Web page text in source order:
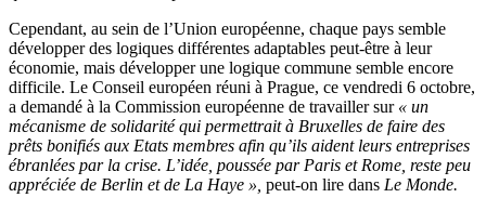
Cependant, au sein de l’Union européenne, chaque pays semble
développer des logiques différentes adaptables peut-être à leur
économie, mais développer une logique commune semble encore
difficile. Le Conseil européen réuni à Prague, ce vendredi 6 octobre,
a demandé à la Commission européenne de travailler sur « un
mécanisme de solidarité qui permettrait à Bruxelles de faire des
prêts bonifiés aux Etats membres afin qu’ils aident leurs entreprises
ébranlées par la crise. L’idée, poussée par Paris et Rome, reste peu
appréciée de Berlin et de La Haye », peut-on lire dans Le Monde.